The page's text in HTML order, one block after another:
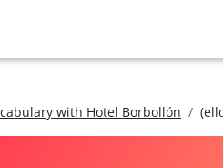
with Hotel Borbollón